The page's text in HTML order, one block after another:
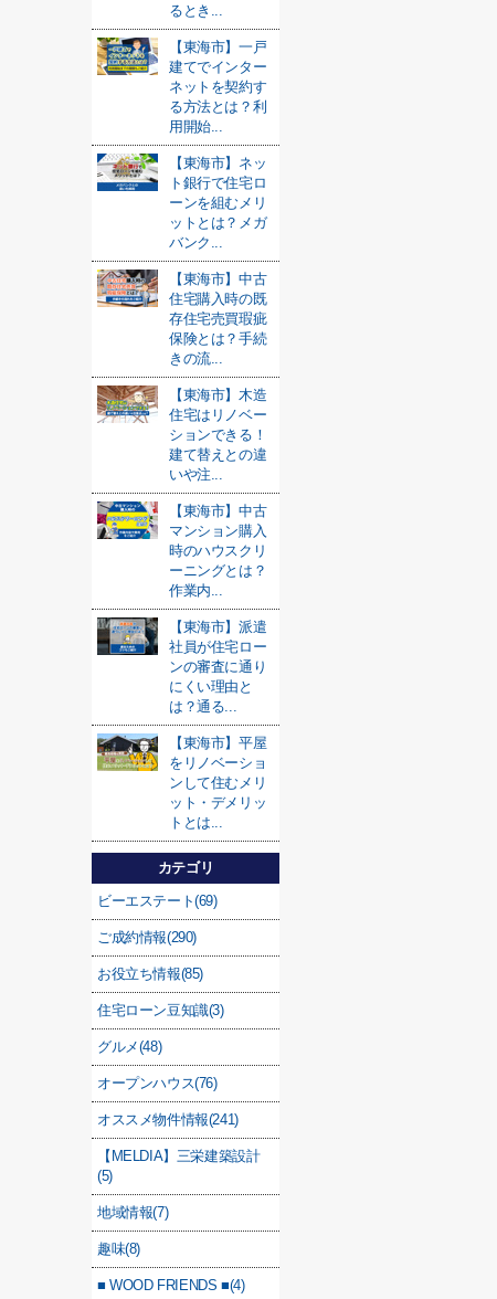
るとき...
【東海市】一戸
建てでインター
ネットを契約す
る方法とは？利
用開始...
【東海市】ネッ
ト銀行で住宅ロ
ーンを組むメリ
ットとは？メガ
バンク...
【東海市】中古
住宅購入時の既
存住宅売買瑕疵
保険とは？手続
きの流...
【東海市】木造
住宅はリノベー
ションできる！
建て替えとの違
いや注...
【東海市】中古
マンション購入
時のハウスクリ
ーニングとは？
作業内...
【東海市】派遣
社員が住宅ロー
ンの審査に通り
にくい理由と
は？通る...
【東海市】平屋
をリノベーショ
ンして住むメリ
ット・デメリッ
トとは...
カテゴリ
ビーエステート(69)
ご成約情報(290)
お役立ち情報(85)
住宅ローン豆知識(3)
グルメ(48)
オープンハウス(76)
オススメ物件情報(241)
【MELDIA】三栄建築設計
(5)
地域情報(7)
趣味(8)
■ WOOD FRIENDS ■(4)